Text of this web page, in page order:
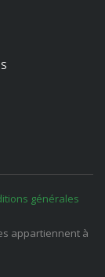
générales
appartiennent à